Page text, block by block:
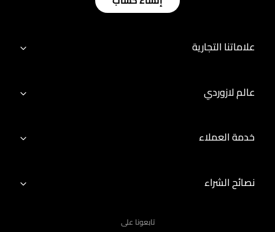
علاماتنا التجارية
عالم لازوردي
خدمة العملاء
نصائح الشراء
تابعونا على